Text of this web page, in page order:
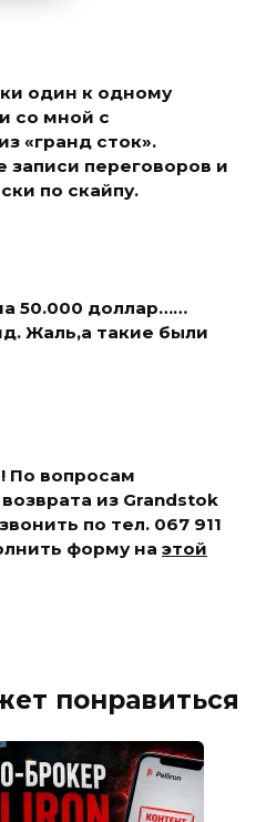
один к одному
со мной с
«гранд сток».
записи переговоров и
по скайпу.
50.000 доллар……
Жаль,а такие были
По вопросам
из Grandstok
по тел. 067 911
форму на этой
понравиться